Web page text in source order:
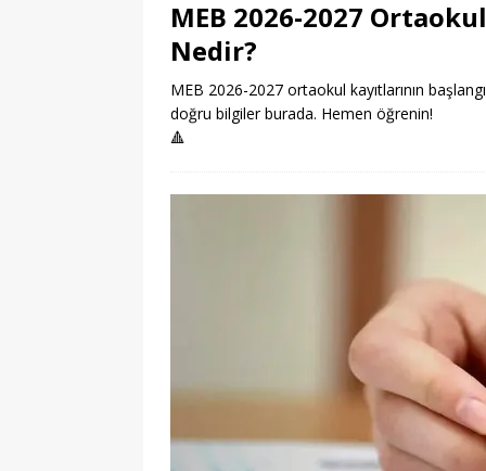
MEB 2026-2027
Nedir?
MEB 2026-2027 ortaokul kayıtlarının
doğru bilgiler burada. Hemen öğrenin!
🔺